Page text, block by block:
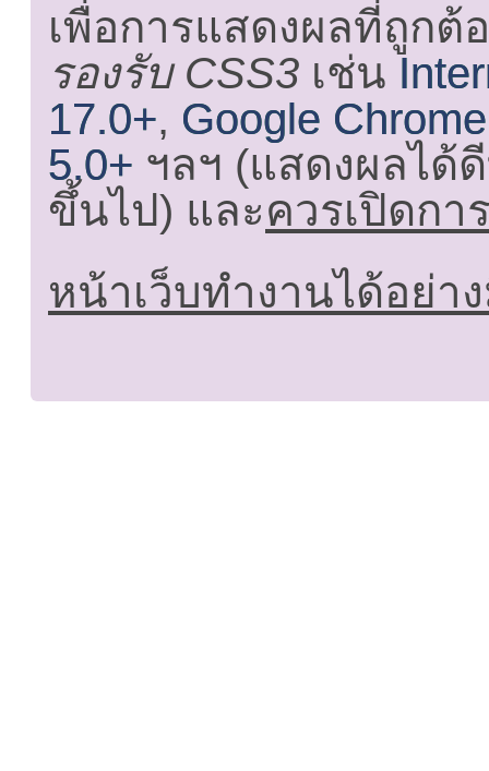
เพื่อการแสดงผลที่ถูกต้
รองรับ CSS3 เช่น
17.0+, Google
5.0+ ฯลฯ (แสดงผลได้
ขึ้นไป) และควรเปิดกา
หน้าเว็บทำงานได้อย่า